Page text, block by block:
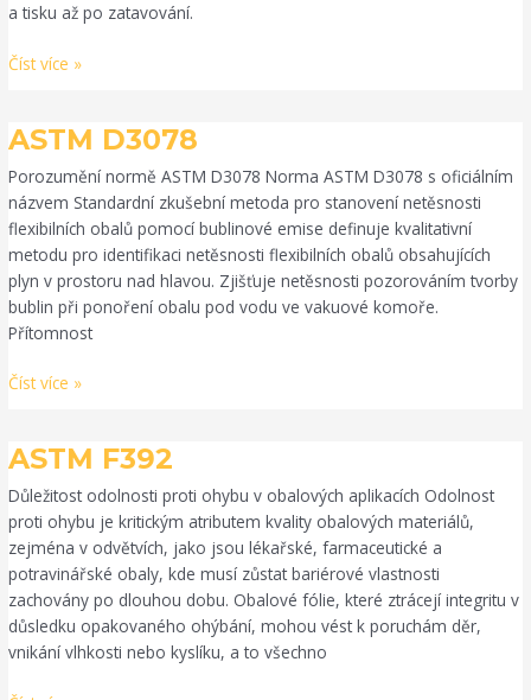
a tisku až po zatavování.
Číst více »
ASTM D3078
Porozumění normě ASTM D3078 Norma ASTM D3078 s oficiálním
názvem Standardní zkušební metoda pro stanovení netěsnosti
flexibilních obalů pomocí bublinové emise definuje kvalitativní
metodu pro identifikaci netěsnosti flexibilních obalů obsahujících
plyn v prostoru nad hlavou. Zjišťuje netěsnosti pozorováním tvorby
bublin při ponoření obalu pod vodu ve vakuové komoře.
Přítomnost
ASTM
Číst více »
ASTM F392
Důležitost odolnosti proti ohybu v obalových aplikacích Odolnost
proti ohybu je kritickým atributem kvality obalových materiálů,
zejména v odvětvích, jako jsou lékařské, farmaceutické a
potravinářské obaly, kde musí zůstat bariérové vlastnosti
zachovány po dlouhou dobu. Obalové fólie, které ztrácejí integritu v
důsledku opakovaného ohýbání, mohou vést k poruchám děr,
vnikání vlhkosti nebo kyslíku, a to všechno
ASTM